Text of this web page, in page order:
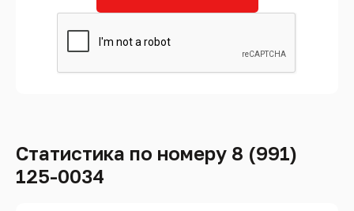
Статистика по номеру 8 (991)
125-0034